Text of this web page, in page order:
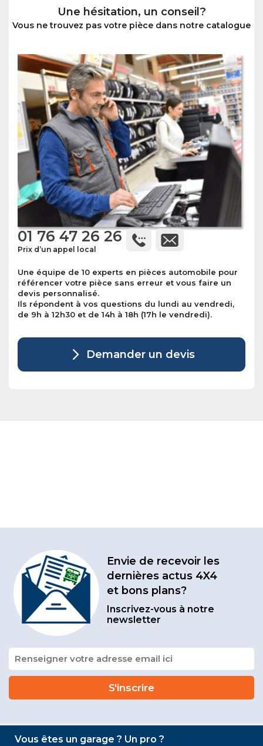
Une hésitation, un conseil?
Vous ne trouvez pas votre pièce dans notre catalogue
01 76 47 26 26
Prix d’un appel local
Une équipe de 10 experts en pièces automobile pour
référencer votre pièce sans erreur et vous faire un
devis personnalisé.
Ils répondent à vos questions du lundi au vendredi,
de 9h à 12h30 et de 14h à 18h (17h le vendredi).
Demander un devis
Envie de recevoir les
dernières actus 4X4
et bons plans?
Inscrivez-vous à notre
newsletter
Vous êtes un garage ? Un pro ?